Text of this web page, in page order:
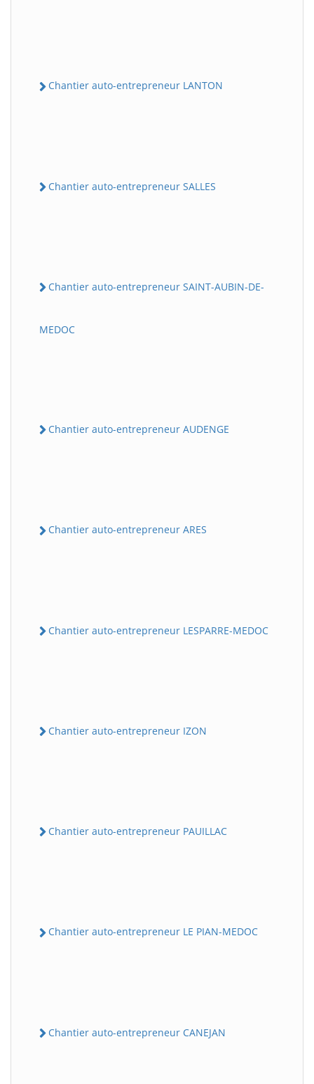
Chantier auto-entrepreneur LANTON
Chantier auto-entrepreneur SALLES
Chantier auto-entrepreneur SAINT-AUBIN-DE-
MEDOC
Chantier auto-entrepreneur AUDENGE
Chantier auto-entrepreneur ARES
Chantier auto-entrepreneur LESPARRE-MEDOC
Chantier auto-entrepreneur IZON
Chantier auto-entrepreneur PAUILLAC
Chantier auto-entrepreneur LE PIAN-MEDOC
Chantier auto-entrepreneur CANEJAN